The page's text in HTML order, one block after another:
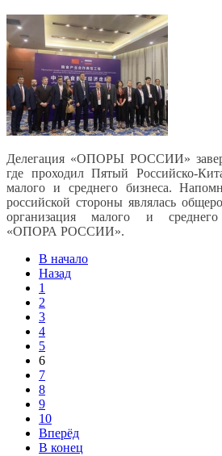
Делегация «ОПОРЫ РОССИИ»
где проходил Пятый Российско-
малого и среднего бизнеса.
российской стороны являлась
организация малого и среднего
«ОПОРА РОССИИ».
В начало
Назад
1
2
3
4
5
6
7
8
9
10
Вперёд
В конец